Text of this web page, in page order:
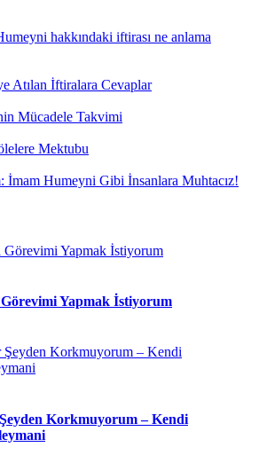
hakkındaki iftirası ne anlama
Atılan İftiralara Cevaplar
Mücadele Takvimi
Mektubu
İmam Humeyni Gibi İnsanlara Muhtacız!
Yapmak İstiyorum
Korkmuyorum – Kendi